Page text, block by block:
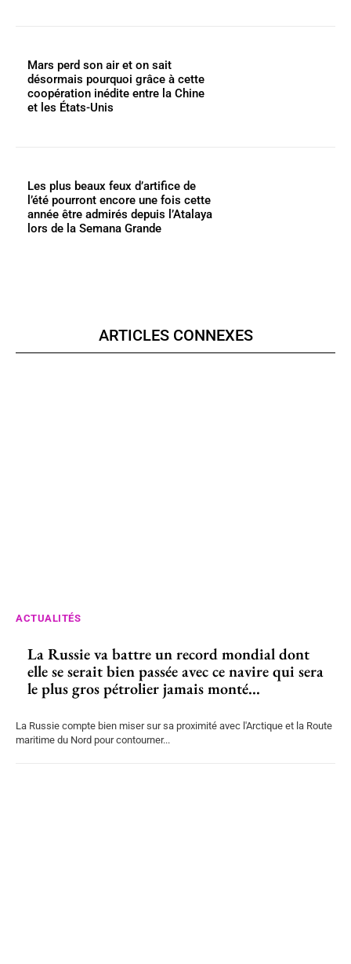
Mars perd son air et on sait
désormais pourquoi grâce à cette
coopération inédite entre la Chine
et les États-Unis
Les plus beaux feux d’artifice de
l’été pourront encore une fois cette
année être admirés depuis l’Atalaya
lors de la Semana Grande
ARTICLES CONNEXES
ACTUALITÉS
La Russie va battre un record mondial dont
elle se serait bien passée avec ce navire qui sera
le plus gros pétrolier jamais monté...
La Russie compte bien miser sur sa proximité avec l'Arctique et la Route
maritime du Nord pour contourner...